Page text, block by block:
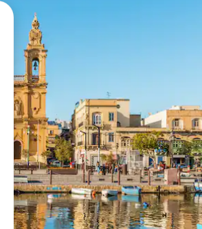
met je de pijltjestoetsen omhoog en